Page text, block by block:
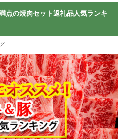
点の焼肉セット返礼品人気ランキ